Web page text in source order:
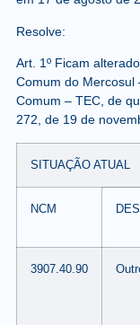
Resolve:
Art. 1º Ficam
Comum do Mercosul
Comum – TEC, de
272, de 19 de
SITUAÇÃO ATUAL
NCM
3907.40.90